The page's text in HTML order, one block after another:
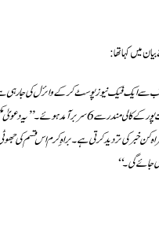
نوجوانوں کا گلا کاٹ دیا اور فرار ہو
کن خبر کی تردید کرتی ہے۔ براہِ کرم اس قسم کی
جائے گی۔‘‘